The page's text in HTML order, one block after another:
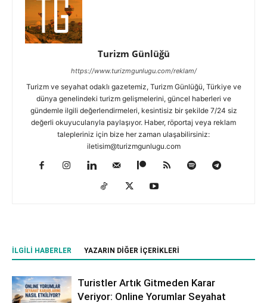
Turizm Günlüğü
https://www.turizmgunlugu.com/reklam/
Turizm ve seyahat odaklı gazetemiz, Turizm Günlüğü, Türkiye ve
dünya genelindeki turizm gelişmelerini, güncel haberleri ve
gündemle ilgili değerlendirmeleri, kesintisiz bir şekilde 7/24 siz
değerli okuyucularıyla paylaşıyor. Haber, röportaj veya reklam
talepleriniz için bize her zaman ulaşabilirsiniz:
iletisim@turizmgunlugu.com
İLGILI HABERLER YAZARIN DIĞER İÇERIKLERI
Turistler Artık Gitmeden Karar
Veriyor: Online Yorumlar Seyahat